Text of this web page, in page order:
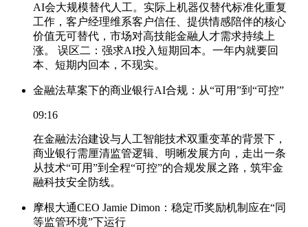
AI会大规模替代人工。实际上机器仅替代标准化重复
工作，客户经理维系客户信任、提供情感陪伴的核心
价值无可替代，市场对高技能金融人才需求持续上
涨。 误区二：强求AI投入短期回本。一年内就要回
本、短期内回本，不现实。
金融法草案下的商业银行AI合规：从“可用”到“可控”
09:16
在金融法治建设与人工智能技术双重变革的背景下，
商业银行需厘清监管逻辑、明晰发展方向，走出一条
从技术“可用”到全程“可控”的合规发展之路，筑牢金
融科技安全防线。
摩根大通CEO Jamie Dimon：稳定币奖励机制应在“同
等监管环境”下运行